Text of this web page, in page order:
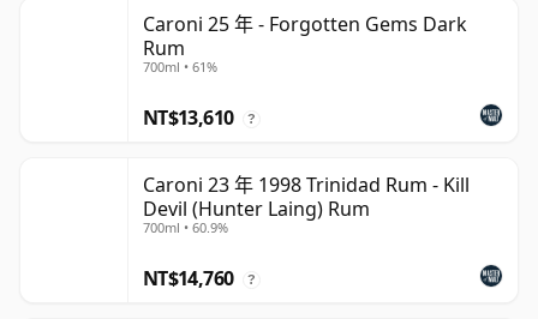
Caroni 25 年 - Forgotten Gems Dark
Rum
700ml • 61%
NT$13,610 ?
Caroni 23 年 1998 Trinidad Rum - Kill
Devil (Hunter Laing) Rum
700ml • 60.9%
NT$14,760 ?